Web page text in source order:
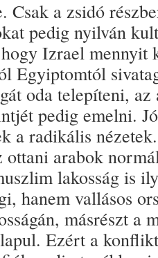
Csak a zsidó
pedig nyilván
Izrael mennyit
Egyiptomtól
oda telepíteni,
pedig emelni.
a radikális
ottani arabok
lakosság is
hanem vallásos
másrészt a
Ezért a